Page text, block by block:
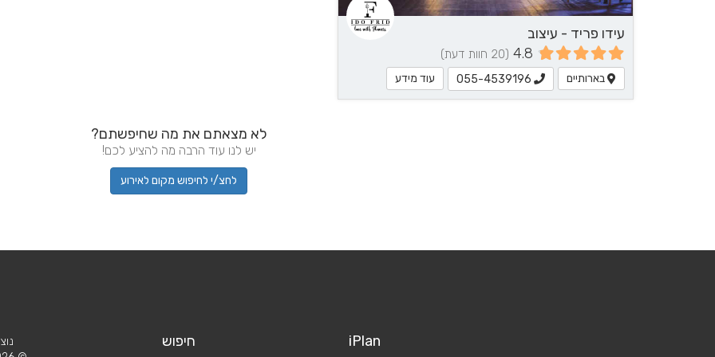
עידו פריד - עיצוב
4.8 (20 חוות דעת)
בארותיים 055-4539196 עוד מידע
לא מצאתם את מה שחיפשתם?
יש לנו עוד הרבה מה להציע לכם!
לחצ/י לחיפוש מקום לאירוע
iPlan חיפוש